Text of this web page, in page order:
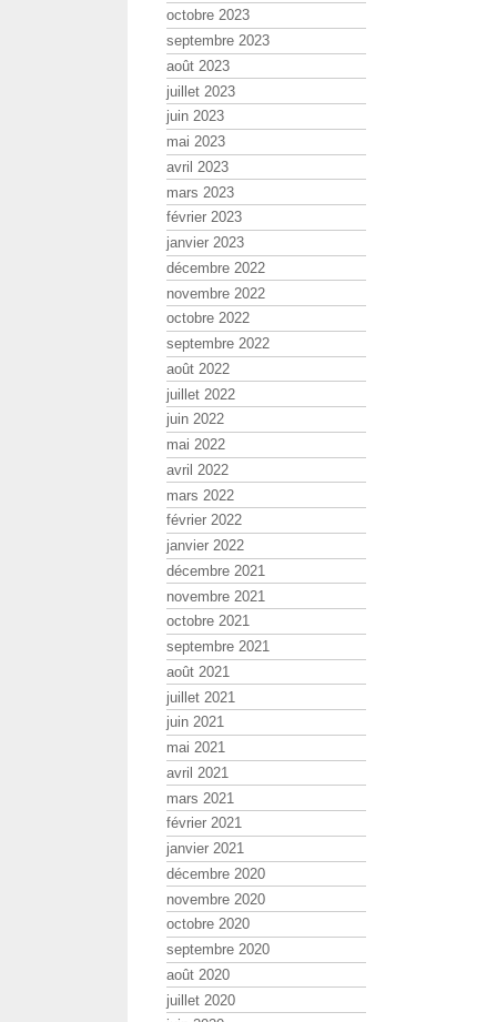
octobre 2023
septembre 2023
août 2023
juillet 2023
juin 2023
mai 2023
avril 2023
mars 2023
février 2023
janvier 2023
décembre 2022
novembre 2022
octobre 2022
septembre 2022
août 2022
juillet 2022
juin 2022
mai 2022
avril 2022
mars 2022
février 2022
janvier 2022
décembre 2021
novembre 2021
octobre 2021
septembre 2021
août 2021
juillet 2021
juin 2021
mai 2021
avril 2021
mars 2021
février 2021
janvier 2021
décembre 2020
novembre 2020
octobre 2020
septembre 2020
août 2020
juillet 2020